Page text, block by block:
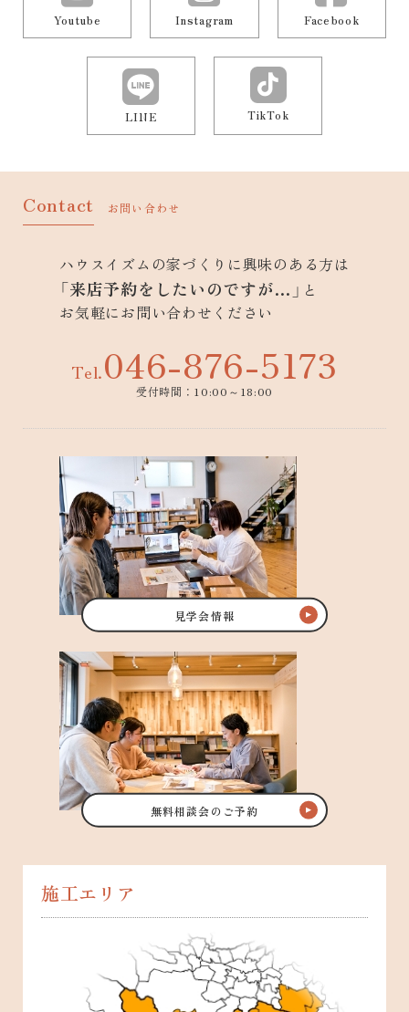
Youtube Instagram Facebook
LINE TikTok
Contact お問い合わせ
ハウスイズムの家づくりに興味のある方は
「来店予約をしたいのですが…」 と
お気軽にお問い合わせください
Tel.046-876-5173
受付時間：10:00～18:00
見学会情報
無料相談会のご予約
施工エリア